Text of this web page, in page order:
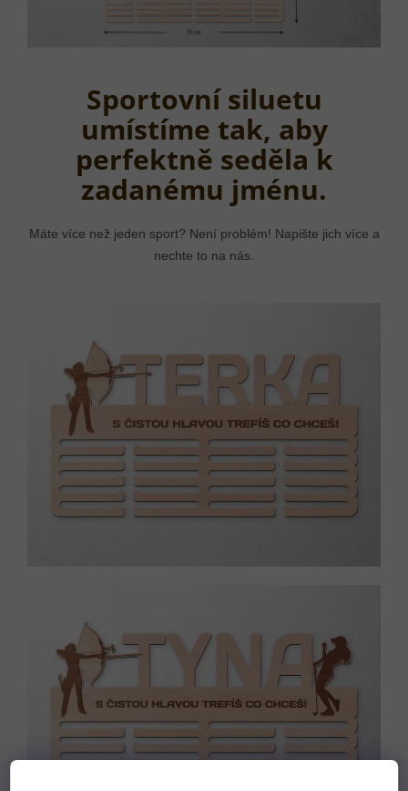
Sportovní siluetu
umístíme tak, aby
perfektně seděla k
zadanému jménu.
Máte více než jeden sport? Není problém! Napište jich více a
nechte to na nás.